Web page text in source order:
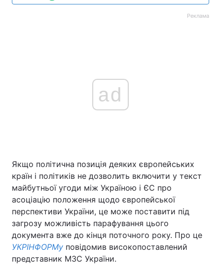
Реклама
ad
Якщо політична позиція деяких європейських
країн і політиків не дозволить включити у текст
майбутньої угоди між Україною і ЄС про
асоціацію положення щодо європейської
перспективи України, це може поставити під
загрозу можливість парафування цього
документа вже до кінця поточного року. Про це
УКРІНФОРМу повідомив високопоставлений
представник МЗС України.